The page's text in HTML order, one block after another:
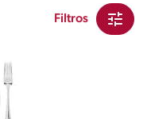
Filtros